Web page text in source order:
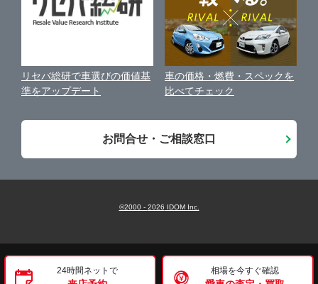
24時間ネットで 相場を今すぐ確認
古物営業法に基づく表示
お客様の声
会社案内
リセバ総研で車選びの価値基
準をアップデート
車の価格・燃費・スペックを
比べてチェック
お問合せ・ご相談窓口
©2000 - 2026 IDOM Inc.